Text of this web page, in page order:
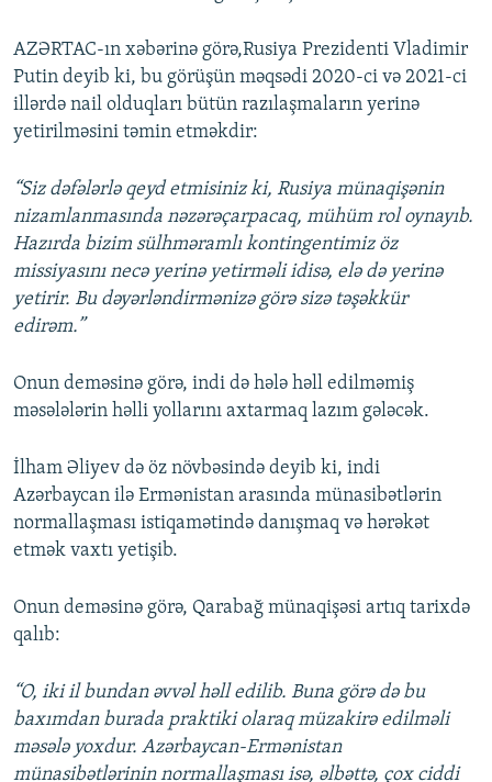
AZƏRTAC-ın xəbərinə görə,Rusiya Prezidenti Vladimir
Putin deyib ki, bu görüşün məqsədi 2020-ci və 2021-ci
illərdə nail olduqları bütün razılaşmaların yerinə
yetirilməsini təmin etməkdir:
“Siz dəfələrlə qeyd etmisiniz ki, Rusiya münaqişənin
nizamlanmasında nəzərəçarpacaq, mühüm rol oynayıb.
Hazırda bizim sülhməramlı kontingentimiz öz
missiyasını necə yerinə yetirməli idisə, elə də yerinə
yetirir. Bu dəyərləndirmənizə görə sizə təşəkkür
edirəm.”
Onun deməsinə görə, indi də hələ həll edilməmiş
məsələlərin həlli yollarını axtarmaq lazım gələcək.
İlham Əliyev də öz növbəsində deyib ki, indi
Azərbaycan ilə Ermənistan arasında münasibətlərin
normallaşması istiqamətində danışmaq və hərəkət
etmək vaxtı yetişib.
Onun deməsinə görə, Qarabağ münaqişəsi artıq tarixdə
qalıb:
“O, iki il bundan əvvəl həll edilib. Buna görə də bu
baxımdan burada praktiki olaraq müzakirə edilməli
məsələ yoxdur. Azərbaycan-Ermənistan
münasibətlərinin normallaşması isə, əlbəttə, çox ciddi